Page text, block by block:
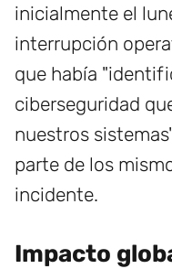
inicialmente el
interrupción
que había
ciberseguridad
nuestros
parte de los
incidente.
Impacto